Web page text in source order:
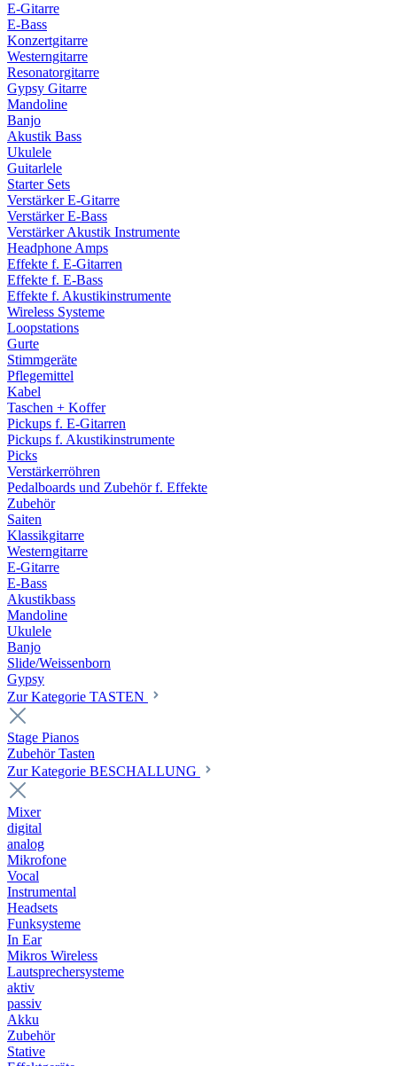
E-Gitarre
E-Bass
Konzertgitarre
Westerngitarre
Resonatorgitarre
Gypsy Gitarre
Mandoline
Banjo
Akustik Bass
Ukulele
Guitarlele
Starter Sets
Verstärker E-Gitarre
Verstärker E-Bass
Verstärker Akustik Instrumente
Headphone Amps
Effekte f. E-Gitarren
Effekte f. E-Bass
Effekte f. Akustikinstrumente
Wireless Systeme
Loopstations
Gurte
Stimmgeräte
Pflegemittel
Kabel
Taschen + Koffer
Pickups f. E-Gitarren
Pickups f. Akustikinstrumente
Picks
Verstärkerröhren
Pedalboards und Zubehör f. Effekte
Zubehör
Saiten
Klassikgitarre
Westerngitarre
E-Gitarre
E-Bass
Akustikbass
Mandoline
Ukulele
Banjo
Slide/Weissenborn
Gypsy
Zur Kategorie TASTEN
Stage Pianos
Zubehör Tasten
Zur Kategorie BESCHALLUNG
Mixer
digital
analog
Mikrofone
Vocal
Instrumental
Headsets
Funksysteme
In Ear
Mikros Wireless
Lautsprechersysteme
aktiv
passiv
Akku
Zubehör
Stative